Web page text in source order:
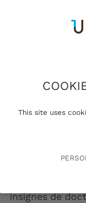
This site uses
Les
João Zilhão,
insignes de